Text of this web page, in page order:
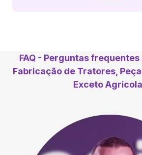
FAQ - Perguntas frequentes
Fabricação de Tratores,
Exceto